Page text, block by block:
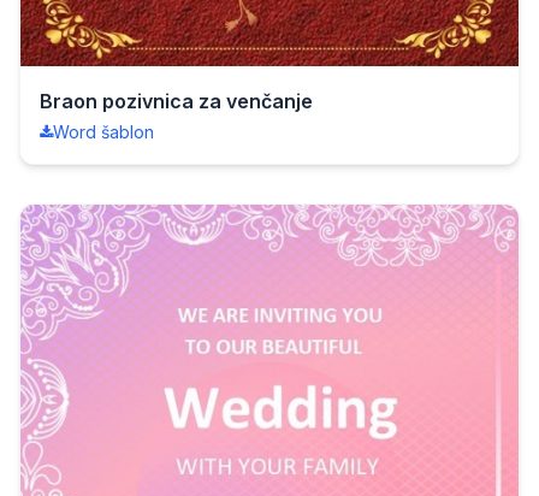
Braon pozivnica za venčanje
Word šablon